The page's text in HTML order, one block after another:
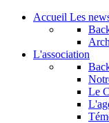
Accueil Les
L'association
Le